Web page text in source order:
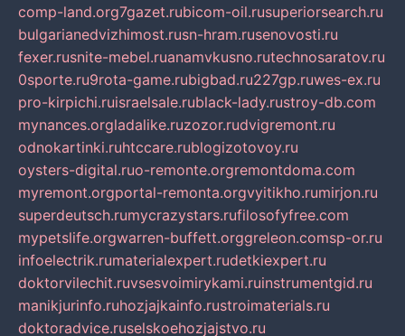
comp-land.org7gazet.rubicom-oil.rusuperiorsearch.ru
bulgarianedvizhimost.rusn-hram.rusenovosti.ru
fexer.rusnite-mebel.ruanamvkusno.rutechnosaratov.ru
0sporte.ru9rota-game.rubigbad.ru227gp.ruwes-ex.ru
pro-kirpichi.ruisraelsale.rublack-lady.rustroy-db.com
mynances.orgladalike.ruzozor.rudvigremont.ru
odnokartinki.ruhtccare.rublogizotovoy.ru
oysters-digital.ruo-remonte.orgremontdoma.com
myremont.orgportal-remonta.orgvyitikho.rumirjon.ru
superdeutsch.rumycrazystars.rufilosofyfree.com
mypetslife.orgwarren-buffett.orggreleon.comsp-or.ru
infoelectrik.rumaterialexpert.rudetkiexpert.ru
doktorvilechit.ruvsesvoimirykami.ruinstrumentgid.ru
manikjurinfo.ruhozjajkainfo.rustroimaterials.ru
doktoradvice.ruselskoehozjajstvo.ru